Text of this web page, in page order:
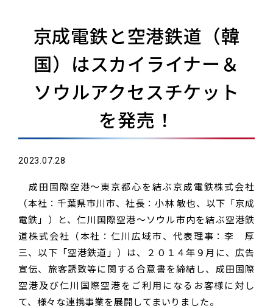
京成電鉄と空港鉄道（韓
国）はスカイライナー＆
ソウルアクセスチケット
を発売！
2023.07.28
成田国際空港～東京都心を結ぶ京成電鉄株式会社
（本社：千葉県市川市、社長：小林 敏也、以下「京成
電鉄」）と、仁川国際空港～ソウル市内を結ぶ空港鉄
道株式会社（本社：仁川広域市、代表理事：李 厚
三、以下「空港鉄道」）は、２０１４年９月に、広告
宣伝、旅客誘致等に関する合意書を締結し、成田国際
空港及び仁川国際空港をご利用になるお客様に対し
て、様々な連携事業を展開してまいりました。